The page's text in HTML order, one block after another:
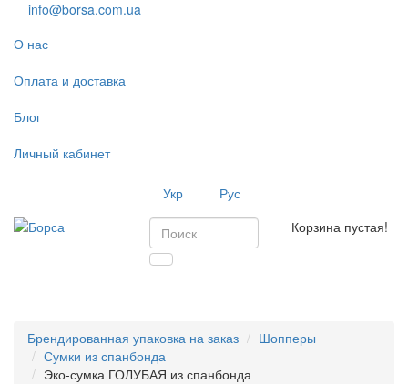
info@borsa.com.ua
О нас
Оплата и доставка
Блог
Личный кабинет
Укр
Рус
Корзина пустая!
Брендированная упаковка на заказ
Шопперы
Сумки из спанбонда
Эко-сумка ГОЛУБАЯ из спанбонда